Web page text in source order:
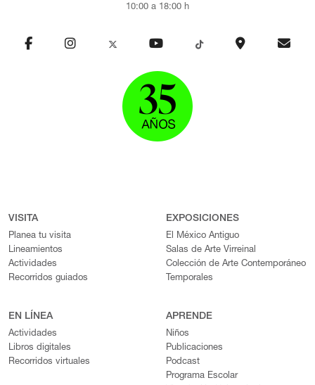
10:00 a 18:00 h
VISITA
Planea tu visita
Lineamientos
Actividades
Recorridos guiados
EXPOSICIONES
El México Antiguo
Salas de Arte Virreinal
Colección de Arte Contemporáneo
Temporales
EN LÍNEA
Actividades
Libros digitales
Recorridos virtuales
APRENDE
Niños
Publicaciones
Podcast
Programa Escolar